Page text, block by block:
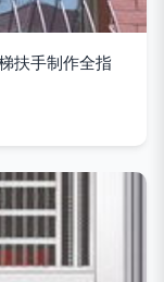
扶手制作全指